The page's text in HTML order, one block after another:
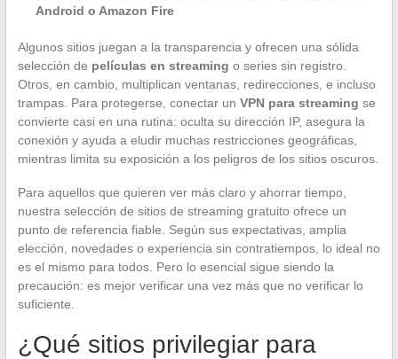
Android o Amazon Fire
Algunos sitios juegan a la transparencia y ofrecen una sólida
selección de películas en streaming o series sin registro.
Otros, en cambio, multiplican ventanas, redirecciones, e incluso
trampas. Para protegerse, conectar un VPN para streaming se
convierte casi en una rutina: oculta su dirección IP, asegura la
conexión y ayuda a eludir muchas restricciones geográficas,
mientras limita su exposición a los peligros de los sitios oscuros.
Para aquellos que quieren ver más claro y ahorrar tiempo,
nuestra selección de sitios de streaming gratuito ofrece un
punto de referencia fiable. Según sus expectativas, amplia
elección, novedades o experiencia sin contratiempos, lo ideal no
es el mismo para todos. Pero lo esencial sigue siendo la
precaución: es mejor verificar una vez más que no verificar lo
suficiente.
¿Qué sitios privilegiar para